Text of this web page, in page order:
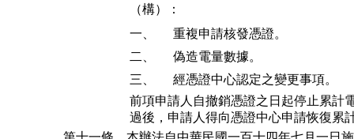
（構）：
一、
重複申請核發憑證。
二、
偽造電量數據。
三、
經憑證中心認定之變更事項。
前項申請人自撤銷憑證之日起停止累計
過後，申請人得向憑證中心申請恢復累